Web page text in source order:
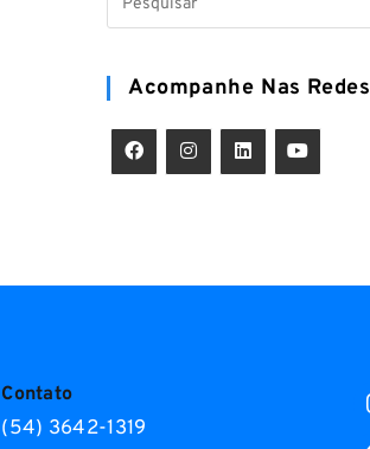
Acompanhe Nas Redes
Contato
(54) 3642-1319